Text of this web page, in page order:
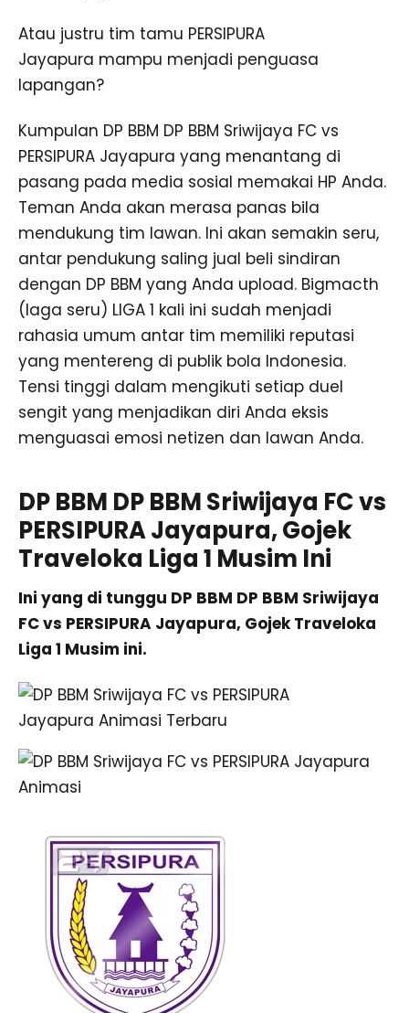
Atau justru tim tamu PERSIPURA
Jayapura mampu menjadi penguasa
lapangan?
Kumpulan DP BBM DP BBM Sriwijaya FC vs
PERSIPURA Jayapura yang menantang di
pasang pada media sosial memakai HP Anda.
Teman Anda akan merasa panas bila
mendukung tim lawan. Ini akan semakin seru,
antar pendukung saling jual beli sindiran
dengan DP BBM yang Anda upload. Bigmacth
(laga seru) LIGA 1 kali ini sudah menjadi
rahasia umum antar tim memiliki reputasi
yang mentereng di publik bola Indonesia.
Tensi tinggi dalam mengikuti setiap duel
sengit yang menjadikan diri Anda eksis
menguasai emosi netizen dan lawan Anda.
DP BBM DP BBM Sriwijaya FC vs
PERSIPURA Jayapura, Gojek
Traveloka Liga 1 Musim Ini
Ini yang di tunggu DP BBM DP BBM Sriwijaya
FC vs PERSIPURA Jayapura, Gojek Traveloka
Liga 1 Musim ini.